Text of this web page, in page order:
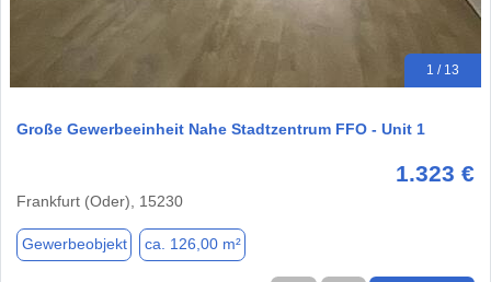
1 / 13
Große Gewerbeeinheit Nahe Stadtzentrum FFO - Unit 1
1.323 €
Frankfurt (Oder), 15230
Gewerbeobjekt ca. 126,00 m²